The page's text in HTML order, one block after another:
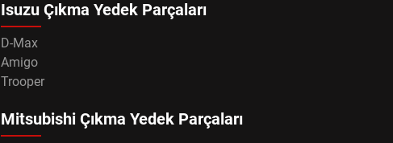
Isuzu Çıkma Yedek Parçaları
D-Max
Amigo
Trooper
Mitsubishi Çıkma Yedek Parçaları